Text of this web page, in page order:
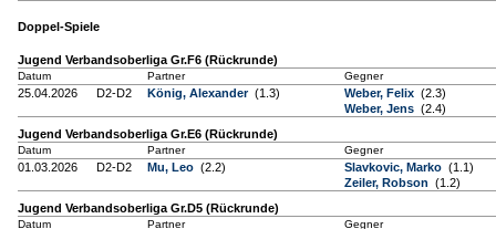
Doppel-Spiele
Jugend Verbandsoberliga Gr.F6 (Rückrunde)
Datum Partner Gegner
25.04.2026 D2-D2 König, Alexander (1.3) Weber, Felix (2.3)
Weber, Jens (2.4)
Jugend Verbandsoberliga Gr.E6 (Rückrunde)
Datum Partner Gegner
01.03.2026 D2-D2 Mu, Leo (2.2) Slavkovic, Marko (1.1)
Zeiler, Robson (1.2)
Jugend Verbandsoberliga Gr.D5 (Rückrunde)
Datum Partner Gegner